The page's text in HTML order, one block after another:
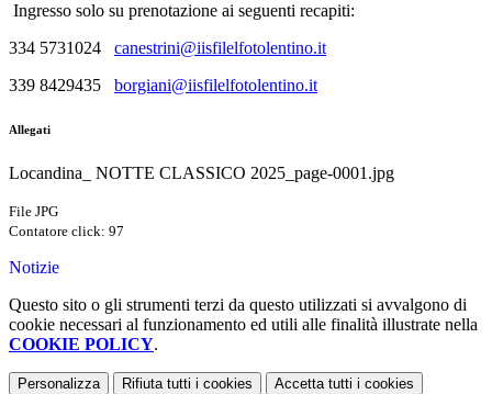
Ingresso solo su prenotazione ai seguenti recapiti:
334 5731024
canestrini@iisfilelfotolentino.it
339 8429435
borgiani@iisfilelfotolentino.it
Allegati
Locandina_ NOTTE CLASSICO 2025_page-0001.jpg
File JPG
Contatore click: 97
Notizie
Questo sito o gli strumenti terzi da questo utilizzati si avvalgono di
cookie necessari al funzionamento ed utili alle finalità illustrate nella
COOKIE POLICY.
Personalizza Rifiuta tutti i cookies Accetta tutti i cookies